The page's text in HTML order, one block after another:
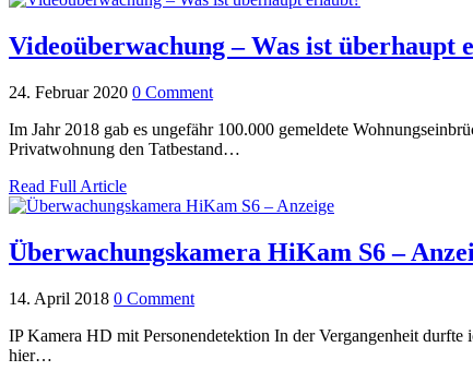
Videoüberwachung – Was ist überhaupt
24. Februar 2020 0 Comment
Im Jahr 2018 gab es ungefähr 100.000 gemeldete
Privatwohnung den Tatbestand…
Read Full Article
Überwachungskamera HiKam S6 –
14. April 2018 0 Comment
IP Kamera HD mit Personendetektion In der Vergangenheit
hier…